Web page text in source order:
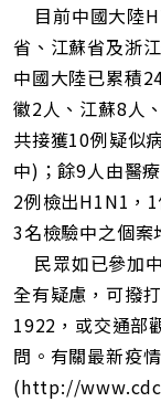
目前中國大陸
省、江蘇省及浙
中國大陸已累積
徽2人、江蘇8人
共接獲10例疑似
中)；餘9人由醫
2例檢出H1N1，
3名檢驗中之個案
民眾如已參加
全有疑慮，可撥
1922，或交通部
問。有關最新疫
(http://